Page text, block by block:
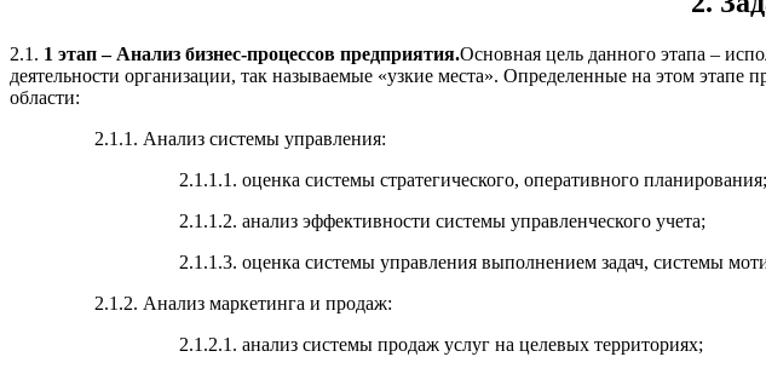
2.1. 1 этап – Анализ бизнес-процессов предприятия.Основная цель данного этапа –
деятельности организации, так называемые «узкие места». Определенные на этом
области:
2.1.1. Анализ системы управления:
2.1.1.1. оценка системы стратегического, оперативного планирования;
2.1.1.2. анализ эффективности системы управленческого учета;
2.1.1.3. оценка системы управления выполнением задач, системы
2.1.2. Анализ маркетинга и продаж:
2.1.2.1. анализ системы продаж услуг на целевых территориях;